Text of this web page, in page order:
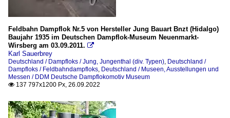
Feldbahn Dampflok Nr.5 von Hersteller Jung Bauart Bnzt (Hidalgo)
Baujahr 1935 im Deutschen Dampflok-Museum Neuenmarkt-
Wirsberg am 03.09.2011. 
Karl Sauerbrey
Deutschland / Dampfloks / Jung, Jungenthal (div. Typen) Deutschland /
Dampfloks / Feldbahndampfloks Deutschland / Museen, Ausstellungen und
Messen / DDM Deutsche Dampflokomotiv Museum
 137 797x1200 Px, 26.09.2022